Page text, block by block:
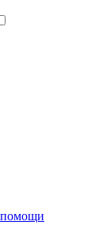
помощи